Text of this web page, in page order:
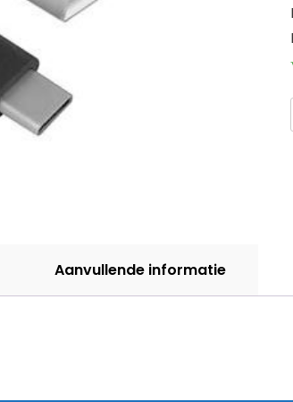
Aanvullende informatie